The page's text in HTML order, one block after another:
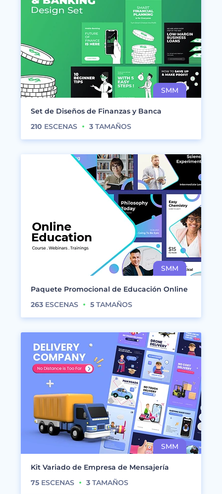
Set de Diseños de Finanzas y Banca
210 ESCENAS 3 TAMAÑOS
Paquete Promocional de Educación Online
263 ESCENAS 5 TAMAÑOS
Kit Variado de Empresa de Mensajería
75 ESCENAS 3 TAMAÑOS